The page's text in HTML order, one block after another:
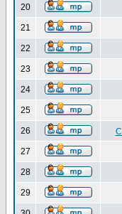
20
21
22
23
24
25
26
27
28
29